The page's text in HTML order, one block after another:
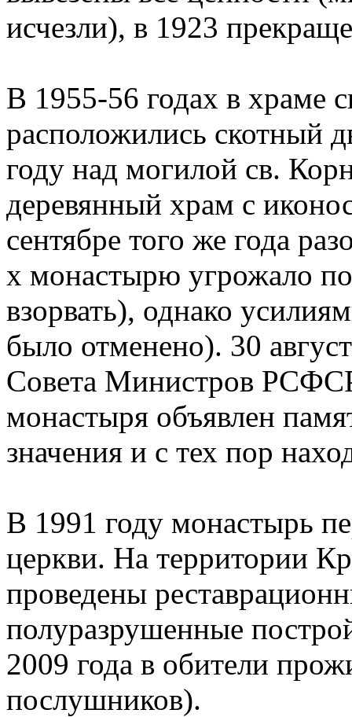
исчезли), в 1923
В 1955-56 годах в храме
расположились скотный
году над могилой св.
деревянный храм с
сентябре того же года
х монастырю угрожало
взорвать), однако
было отменено). 30
Совета Министров
монастыря объявлен
значения и с тех пор
В 1991 году монастырь
церкви. На территории
проведены
полуразрушенные
2009 года в обители
послушников).